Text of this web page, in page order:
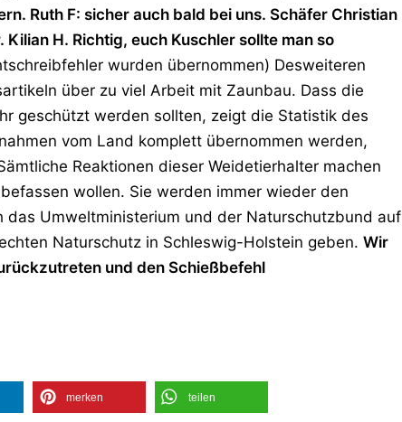
Ruth F: sicher auch bald bei uns. Schäfer Christian
H. Richtig, euch Kuschler sollte man so
wurden übernommen) Desweiteren
über zu viel Arbeit mit Zaunbau. Dass die
geschützt werden sollten, zeigt die Statistik des
vom Land komplett übernommen werden,
Reaktionen dieser Weidetierhalter machen
wollen. Sie werden immer wieder den
Umweltministerium und der Naturschutzbund auf
Naturschutz in Schleswig-Holstein geben. Wir
und den Schießbefehl
merken teilen